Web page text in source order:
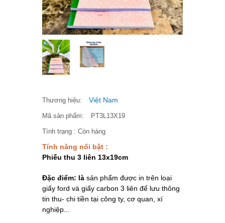
Thương hiệu: Việt Nam
Mã sản phẩm: PT3L13X19
Tình trạng : Còn hàng
Tính năng nổi bật :
Phiếu thu 3 liên 13x19cm
Đặc điểm: là sản phẩm được in trên loại
giấy ford và giấy carbon 3 liên để lưu thông
tin thu- chi tiền tại công ty, cơ quan, xí
nghiệp...